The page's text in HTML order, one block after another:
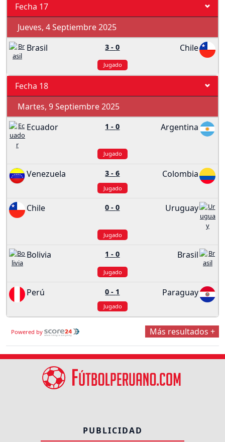
Fecha 17
Jueves, 4 Septiembre 2025
Brasil
3 -0 Chile
Jugado
Fecha 18
Martes, 9 Septiembre 2025
Ecuador
1 -0 Argentina
Jugado
Venezuela 3 -6 Colombia
Jugado
Chile 0 -0 Uruguay
Jugado
Bolivia 1 -0 Brasil
Jugado
Perú 0 - 1 Paraguay
Jugado
Powered by Más resultados +
PUBLICIDAD